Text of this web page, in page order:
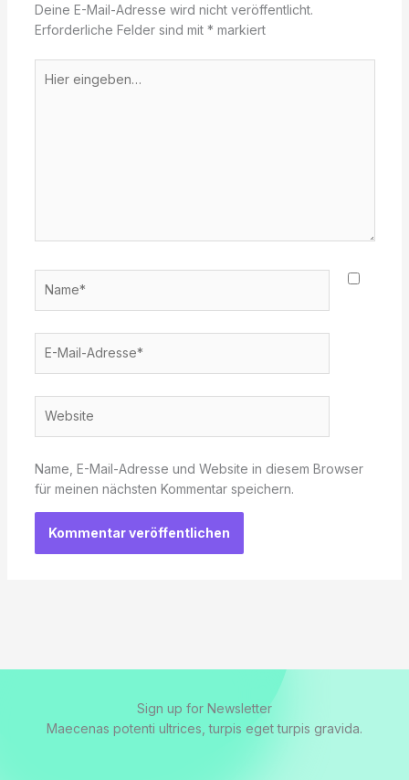
Deine E-Mail-Adresse wird nicht veröffentlicht.
Erforderliche Felder sind mit * markiert
eingeben…
Mail-
Name, E-Mail-Adresse und Website in diesem Browser
für meinen nächsten Kommentar speichern.
Sign up for Newsletter
Maecenas potenti ultrices, turpis eget turpis gravida.